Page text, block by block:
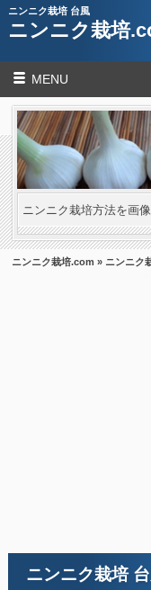
ニンニク栽培 台風
ニンニク栽培
MENU
ニンニク栽培方法を画
ニンニク栽培.com » ニンニク
ニンニク栽培